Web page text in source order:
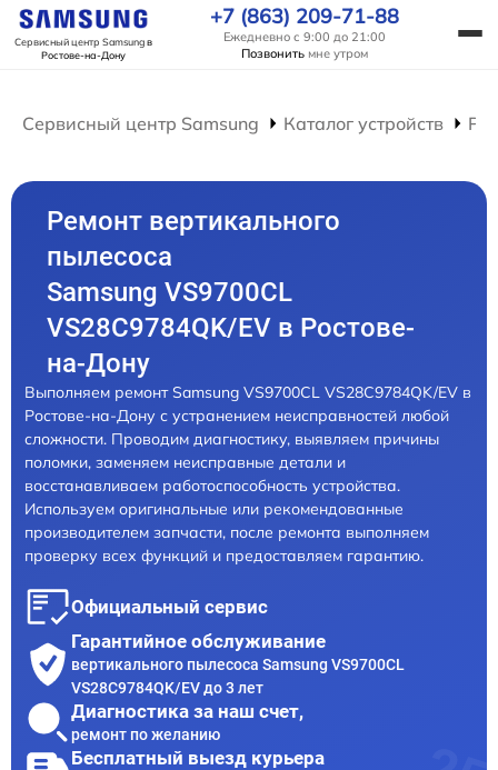
Сервисный центр Samsungв
Ростове-на-Дону
+7 (863) 209-71-88
Ежедневно с 9:00 до 21:00
Позвонить мне утром
Сервисный центр Samsung Каталог устройств
Ремонт вертикального
пылесоса
Samsung VS9700CL
VS28C9784QK/EV в Ростове-
на-Дону
Выполняем ремонт Samsung VS9700CL VS28C9784QK/EV в
Ростове-на-Дону с устранением неисправностей любой
сложности. Проводим диагностику, выявляем причины
поломки, заменяем неисправные детали и
восстанавливаем работоспособность устройства.
Используем оригинальные или рекомендованные
производителем запчасти, после ремонта выполняем
проверку всех функций и предоставляем гарантию.
Официальный сервис
Гарантийное обслуживание
вертикального пылесоса Samsung VS9700CL
VS28C9784QK/EV до 3 лет
Диагностика за наш счет,
ремонт по желанию
Бесплатный выезд курьера